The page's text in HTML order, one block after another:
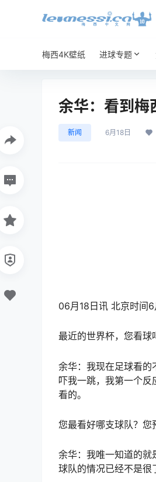
梅西4K壁纸 进球专题
余华：看到梅
新闻 6月18日
06月18日讯 北京时间6
最近的世界杯，您看球
余华：我现在足球看的
吓我一跳，我第一个
看的。
您最看好哪支球队？您
余华：我唯一知道的
球队的情况已经不是很